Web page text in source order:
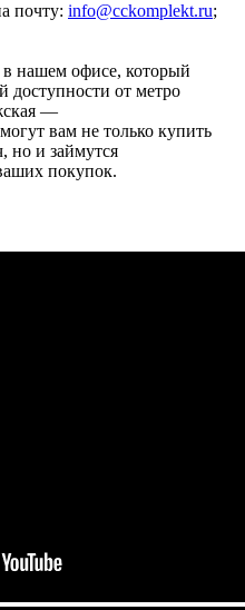
почту: info@cckomplekt.ru;
нашем офисе, который
доступности от метро
—
вам не только купить
но и займутся
покупок.